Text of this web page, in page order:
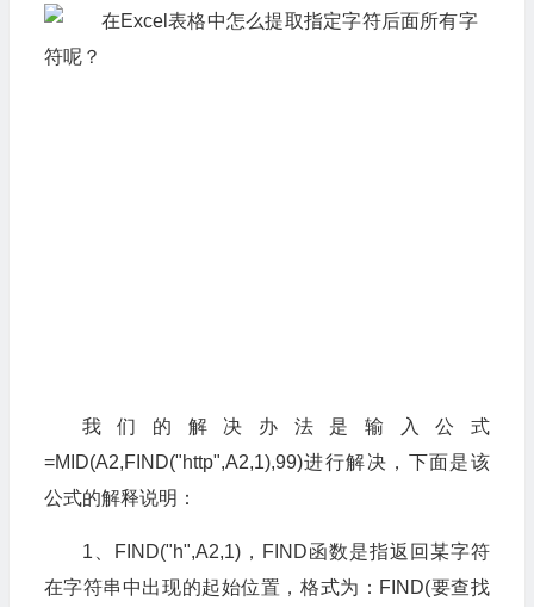
我们的解决办法是输入公式
=MID(A2,FIND("http",A2,1),99)进行解决，下面是该
公式的解释说明：
1、FIND("h",A2,1)，FIND函数是指返回某字符
在字符串中出现的起始位置，格式为：FIND(要查找